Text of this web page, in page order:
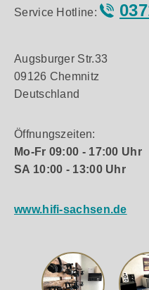
Service Hotline:
Augsburger Str.33
09126 Chemnitz
Deutschland
Öffnungszeiten:
Mo-Fr 09:00 - 17:00 Uhr
SA 10:00 - 13:00 Uhr
www.hifi-sachsen.de